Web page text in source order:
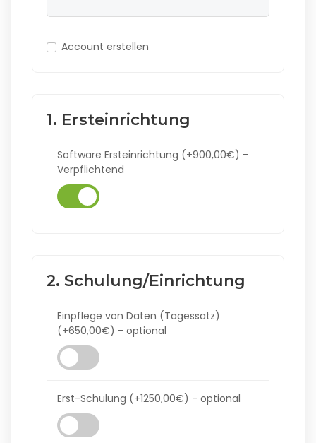
Account erstellen
1. Ersteinrichtung
Software Ersteinrichtung (+900,00€) -
Verpflichtend
2. Schulung/Einrichtung
Einpflege von Daten (Tagessatz)
(+650,00€) - optional
Erst-Schulung (+1250,00€) - optional